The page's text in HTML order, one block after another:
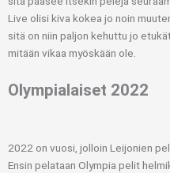
Live olisi kiva kokea jo noin
sitä on niin paljon kehuttu jo
mitään vikaa myöskään ole.
Olympialaiset 2022
2022 on vuosi, jolloin Leijonien
Ensin pelataan Olympia pelit